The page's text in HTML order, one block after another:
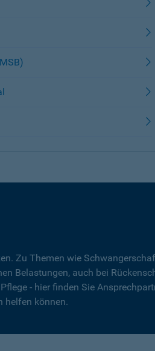
Zu Themen wie
Belastungen, auch bei
- hier finden Sie
helfen können.